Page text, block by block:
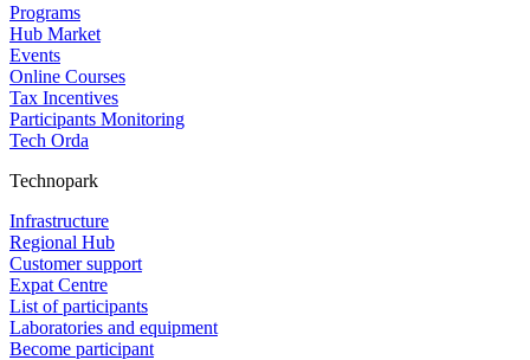
Programs
Hub Market
Events
Online Courses
Tax Incentives
Participants Monitoring
Tech Orda
Technopark
Infrastructure
Regional Hub
Customer support
Expat Centre
List of participants
Laboratories and equipment
Become participant